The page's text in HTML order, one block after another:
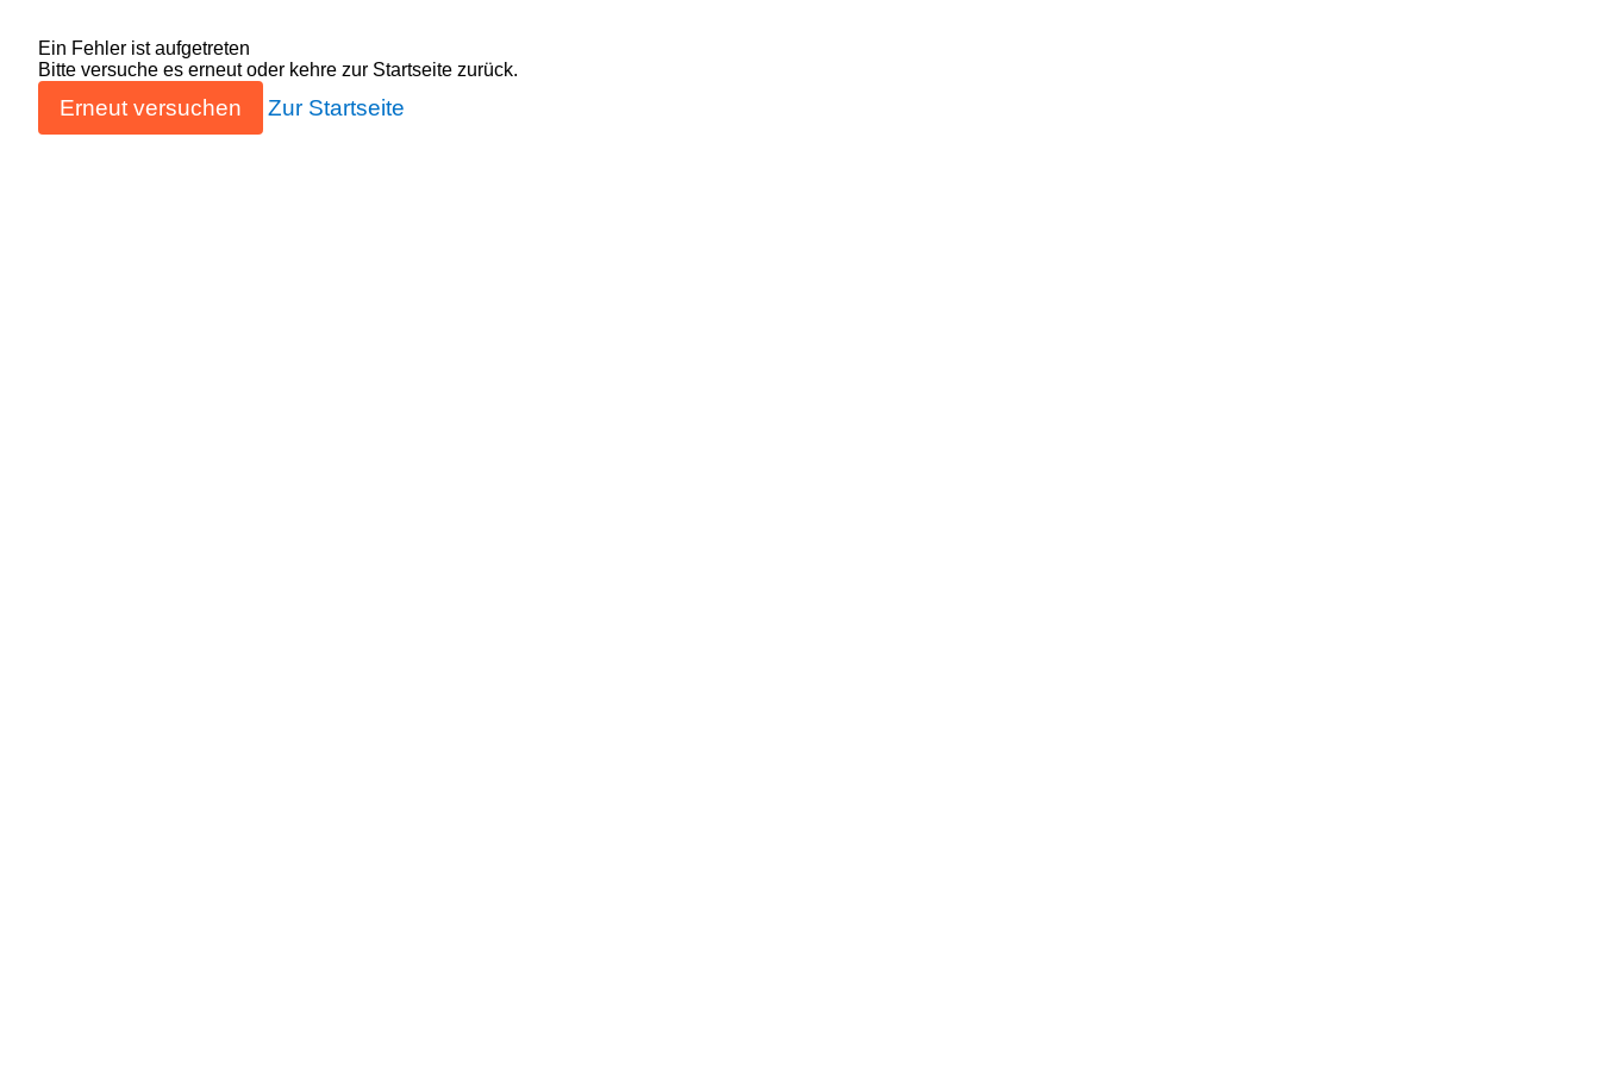
Ein Fehler ist aufgetreten
Bitte versuche es erneut oder kehre zur Startseite zurück.
Erneut versuchen Zur Startseite